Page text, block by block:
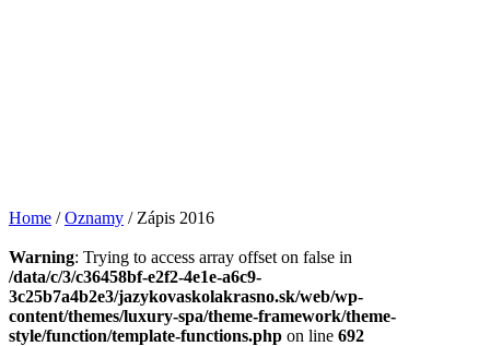
Home /Oznamy / Zápis 2016
Warning: Trying to access array offset on false in
/data/c/3/c36458bf-e2f2-4e1e-a6c9-
3c25b7a4b2e3/jazykovaskolakrasno.sk/web/wp-
content/themes/luxury-spa/theme-framework/theme-
style/function/template-functions.php on line 692